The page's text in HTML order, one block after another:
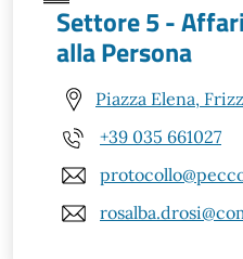
Settore 5 -
alla Persona
Piazza Elena,
+39 035 661027